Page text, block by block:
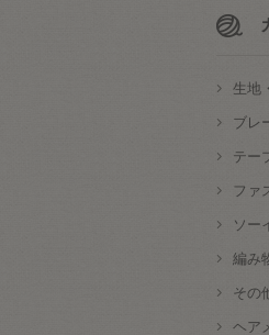
生地
ブレ
テー
ファ
ソー
編み
その
ヘア